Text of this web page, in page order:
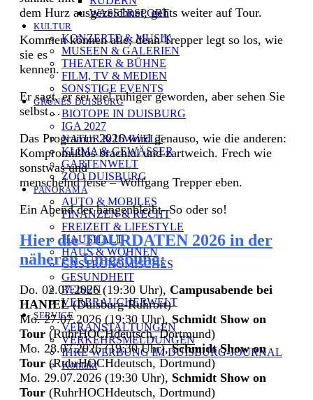
WASSERSPORT
KULTUR
KONZERTE & MUSIK
MUSEEN & GALERIEN
THEATER & BÜHNE
FILM, TV & MEDIEN
SONSTIGE EVENTS
GRÜNES DUISBURG
BIOTOPE IN DUISBURG
IGA 2027
NATUR & UMWELT
KLIMA & GEWÄSSER
GARTENWELT
ZOO DUISBURG
PANORAMA
AUTO & MOBILES
FINANZEN & RECHT
FREIZEIT & LIFESTYLE
HAUSHALT
HAUS & WOHNEN
GASTRONOMISCHES
GESUNDHEIT
REISEN
VERBRAUCHERWELT
SERVICE
VERANSTALTUNGEN
VERKEHRSMELDUNGEN
IHRE WERBUNG IM DUISBURG-JOURNAL
Kontakt
dem Hurz ausgezeichnet, gehts weiter auf Tour.
Kommen können alle, denn Trepper legt so los, wie
sie es
kennen.
Er sagt, er sei viel ruhiger geworden, aber sehen Sie
selbst…
Das Programm 2026 wird genauso, wie die anderen:
Kompromißlos brachial und zartweich. Frech wie
sonstwas und
menschelnd leise – Wolfgang Trepper eben.
Ein Abend der hängenbleibt- So oder so!
Hier die TOURDATEN 2026 in der
näheren Umgebung:
Do. 02.07.2026 (19:30 Uhr), Campusabende bei
HANIEL(Duisburg-Ruhrort)
Mo. 27.07.2026 (19:30 Uhr), Schmidt Show on
Tour (RuhrHOCHdeutsch, Dortmund)
Mo. 28.07.2026 (19:30 Uhr),Schmidt Show on
Tour (RuhrHOCHdeutsch, Dortmund)
Mo. 29.07.2026 (19:30 Uhr), Schmidt Show on
Tour (RuhrHOCHdeutsch, Dortmund)